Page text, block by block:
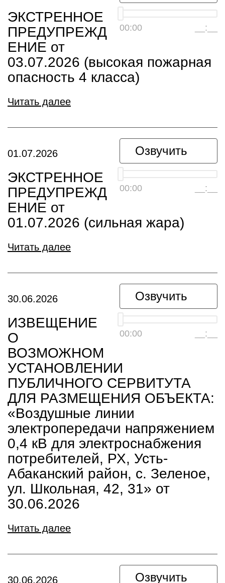
00:00 __:__
ЭКСТРЕННОЕ
ПРЕДУПРЕЖД
ЕНИЕ от
03.07.2026 (высокая пожарная
опасность 4 класса)
Читать далее
Озвучить
00:00 __:__
01.07.2026
ЭКСТРЕННОЕ
ПРЕДУПРЕЖД
ЕНИЕ от
01.07.2026 (сильная жара)
Читать далее
Озвучить
00:00 __:__
30.06.2026
ИЗВЕЩЕНИЕ
О
ВОЗМОЖНОМ
УСТАНОВЛЕНИИ
ПУБЛИЧНОГО СЕРВИТУТА
ДЛЯ РАЗМЕЩЕНИЯ ОБЪЕКТА:
«Воздушные линии
электропередачи напряжением
0,4 кВ для электроснабжения
потребителей, РХ, Усть-
Абаканский район, с. Зеленое,
ул. Школьная, 42, 31» от
30.06.2026
Читать далее
Озвучить
30.06.2026